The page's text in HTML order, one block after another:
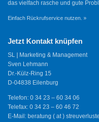
das vielfach rasche und gute
Einfach Rückrufservice nutzen. »
Jetzt Kontakt knüpfen
SL | Marketing & Management
Sven Lehmann
Dr.-Külz-Ring 15
D-04838 Eilenburg
Telefon: 0 34 23 – 60 34 06
Telefax: 0 34 23 – 60 46 72
E-Mail: beratung ( at )